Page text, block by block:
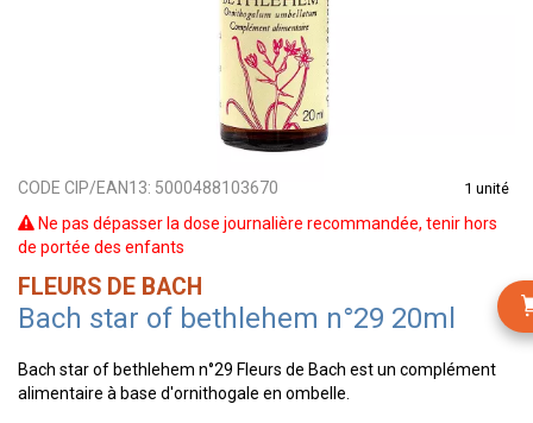
CODE CIP/EAN13: 5000488103670 1 unité
Ne pas dépasser la dose journalière recommandée, tenir hors
de portée des enfants
FLEURS DE BACH
Bach star of bethlehem n°29 20ml
Bach star of bethlehem n°29 Fleurs de Bach est un complément
alimentaire à base d'ornithogale en ombelle.